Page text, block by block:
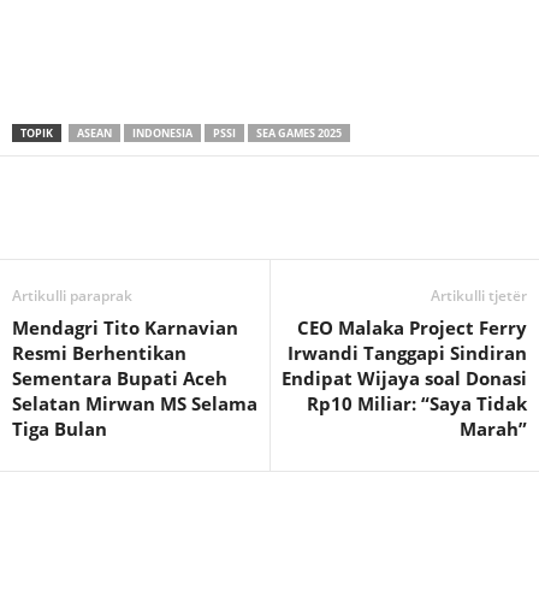
TOPIK ASEAN INDONESIA PSSI SEA GAMES 2025
Artikulli paraprak
Mendagri Tito Karnavian
Resmi Berhentikan
Sementara Bupati Aceh
Selatan Mirwan MS Selama
Tiga Bulan
Artikulli tjetër
CEO Malaka Project Ferry
Irwandi Tanggapi Sindiran
Endipat Wijaya soal Donasi
Rp10 Miliar: “Saya Tidak
Marah”